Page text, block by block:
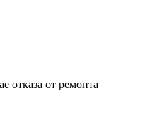
отказа от ремонта